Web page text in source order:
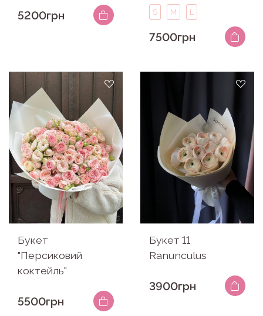
5200грн S M L
7500грн
Букет
"Персиковий
коктейль"
5500грн
Букет 11
Ranunculus
3900грн